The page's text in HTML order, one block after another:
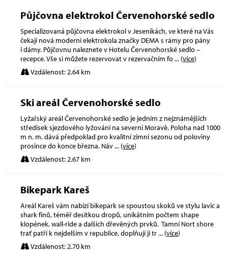
Půjčovna elektrokol Červenohorské sedlo
Specializovaná půjčovna elektrokol v Jeseníkách, ve které na Vás
čekají nová moderní elektrokola značky DEMA s rámy pro pány
i dámy. Půjčovnu naleznete v Hotelu Červenohorské sedlo –
recepce. Vše si můžete rezervovat v rezervačním fo... (více)
Vzdálenost: 2.64 km
Ski areál Červenohorské sedlo
Lyžařský areál Červenohorské sedlo je jedním z nejznámějších
středisek sjezdového lyžování na severní Moravě. Poloha nad 1000
m n. m. dává předpoklad pro kvalitní zimní sezonu od poloviny
prosince do konce března. Náv... (více)
Vzdálenost: 2.67 km
Bikepark Kareš
Areál Kareš vám nabízí bikepark se spoustou skoků ve stylu lavic a
shark finů, téměř desítkou dropů, unikátním počtem shape
klopének, wall-ride a dalších dřevěných prvků. Tamní Nort shore
trať patří k nejdelším v republice, doplňují ji tr... (více)
Vzdálenost: 2.70 km